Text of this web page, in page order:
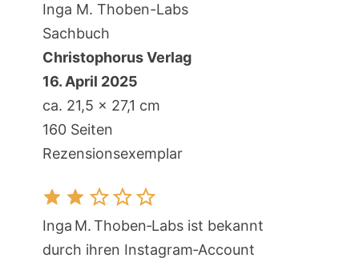
Inga M. Thoben-Labs
Sachbuch
Christophorus Verlag
16. April 2025
ca. 21,5 x 27,1 cm
160 Seiten
Rezensionsexemplar
Inga M. Thoben‑Labs ist bekannt
durch ihren Instagram‑Account